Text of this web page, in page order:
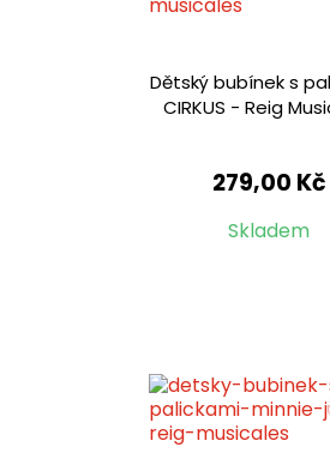
Dětský bubínek s
CIRKUS - Reig
279,00 Kč
Skladem